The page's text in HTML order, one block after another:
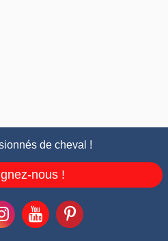
de cheval !
nous !